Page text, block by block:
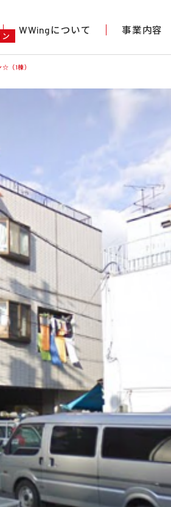
WWingについて 事業内容
（1棟）